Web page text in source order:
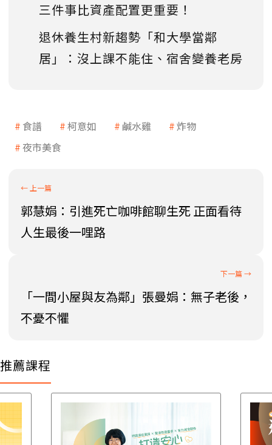
三件事比資產配置更重要！
退休養生村新趨勢「和大學當鄰
居」：沒上課不能住、宿舍變養老房
食譜 柯意如 鹹水雞
炸物
夜市美食
郭慧娟：引進死亡咖啡館聊生死 正面看待
人生最後一哩路
「一間小屋與友為鄰」張曼娟：無子老後，
不憂不懼
推薦課程